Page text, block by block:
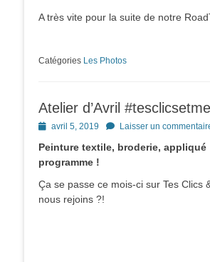
A très vite pour la suite de notre
Catégories Les Photos
Atelier d’Avril
Postedavril 5, 2019 Laisser un
Peinture textile, broderie,
programme !
Ça se passe ce mois-ci sur Tes Clics
nous rejoins ?!